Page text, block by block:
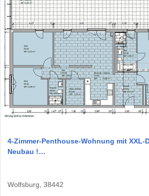
4-Zimmer-Penthouse-Wohnung mit XXL-
Neubau !…
Wolfsburg, 38442